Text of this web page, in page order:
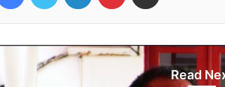
Read